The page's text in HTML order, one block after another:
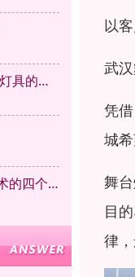
舞台灯光全指南：从基础布光到智能灯具的应用
浅谈现代舞台美术设计“视觉传达”技术的四个方面
以
武
凭
城
舞
目
律